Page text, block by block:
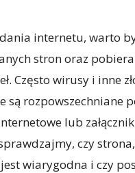
internetu, warto
stron oraz
Często wirusy i inne
są rozpowszechniane
lub
czy
wiarygodna i czy